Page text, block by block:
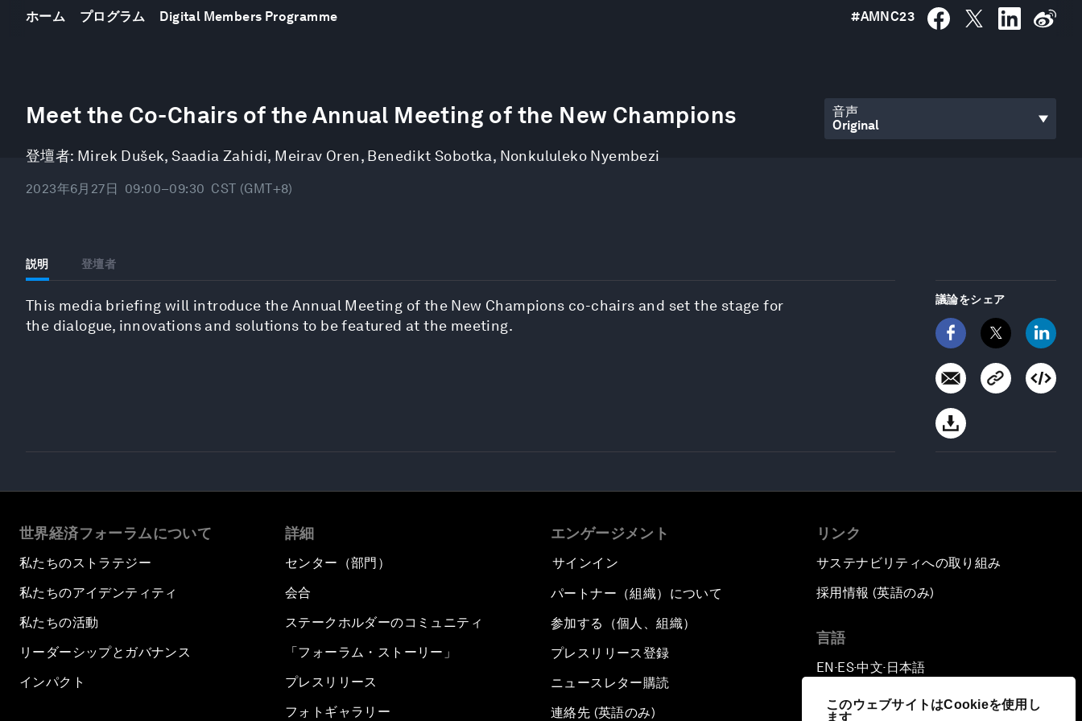
このウェブサイトはCookieを使用し
ます
ホーム プログラム Digital Members Programme #AMNC23
Meet the Co-Chairs of the Annual Meeting of the New Champions
登壇者: Mirek Dušek,Saadia Zahidi, Meirav Oren, Benedikt Sobotka, Nonkululeko Nyembezi
2023年6月27日 09:00–09:30 CST (GMT+8)
音声
説明 登壇者
This media briefing will introduce the Annual Meeting of the New Champions co-chairs and set the stage for
the dialogue, innovations and solutions to be featured at the meeting.
議論をシェア
of
33
seconds
世界経済フォーラムについて
私たちのストラテジー
私たちのアイデンティティ
私たちの活動
リーダーシップとガバナンス
インパクト
詳細
センター（部門）
会合
ステークホルダーのコミュニティ
「フォーラム・ストーリー」
プレスリリース
フォトギャラリー
エンゲージメント
サインイン
パートナー（組織）について
参加する（個人、組織）
プレスリリース登録
ニュースレター購読
連絡先 (英語のみ)
リンク
サステナビリティへの取り組み
採用情報 (英語のみ)
言語
EN ▪ES▪中文▪ 日本語